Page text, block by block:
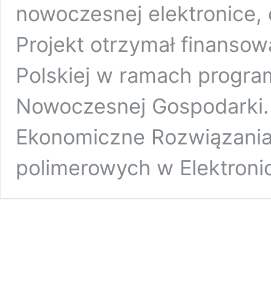
nowoczesnej
Projekt otrzymał
Polskiej w ramach
Nowoczesnej
Ekonomiczne
polimerowych w